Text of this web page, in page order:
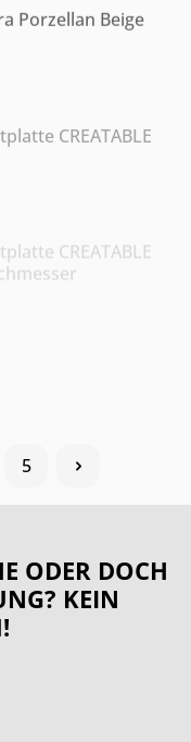
Porzellan Beige
CREATABLE
CREATABLE
5
ODER DOCH
KEIN